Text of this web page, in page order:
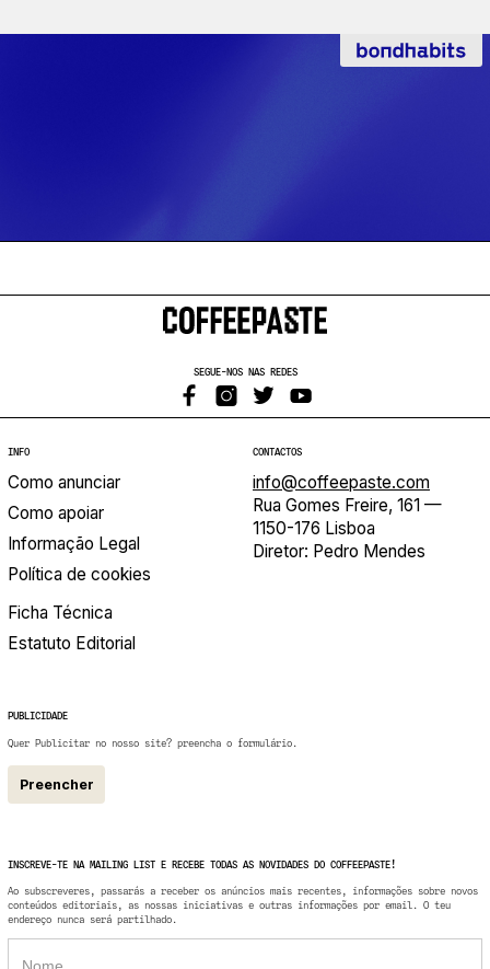
SEGUE-NOS NAS REDES
INFO
Como anunciar
Como apoiar
Informação Legal
Política de cookies
Ficha Técnica
Estatuto Editorial
CONTACTOS
info@coffeepaste.com
Rua Gomes Freire, 161 —
1150-176 Lisboa
Diretor: Pedro Mendes
PUBLICIDADE
Quer Publicitar no nosso site? preencha o formulário.
Preencher
INSCREVE-TE NA MAILING LIST E RECEBE TODAS AS NOVIDADES DO COFFEEPASTE!
Ao subscreveres, passarás a receber os anúncios mais recentes, informações sobre novos
conteúdos editoriais, as nossas iniciativas e outras informações por email. O teu
endereço nunca será partilhado.